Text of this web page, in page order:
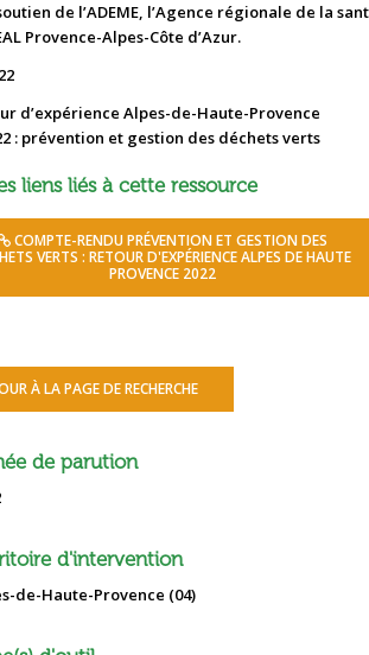
de l’ADEME, l’Agence régionale de la
Provence-Alpes-Côte d’Azur.
liens liés à cette ressource
COMPTE-RENDU PRÉVENTION ET GESTION DES
VERTS : RETOUR D'EXPÉRIENCE ALPES DE HAUTE
PROVENCE 2022
À LA PAGE DE RECHERCHE
de parution
d'intervention
de-Haute-Provence (04)